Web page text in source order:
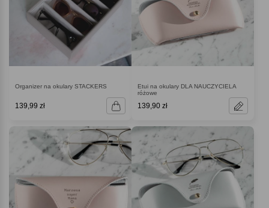
Organizer na okulary STACKERS
139,99 zł
Etui na okulary DLA NAUCZYCIELA
różowe
139,90 zł